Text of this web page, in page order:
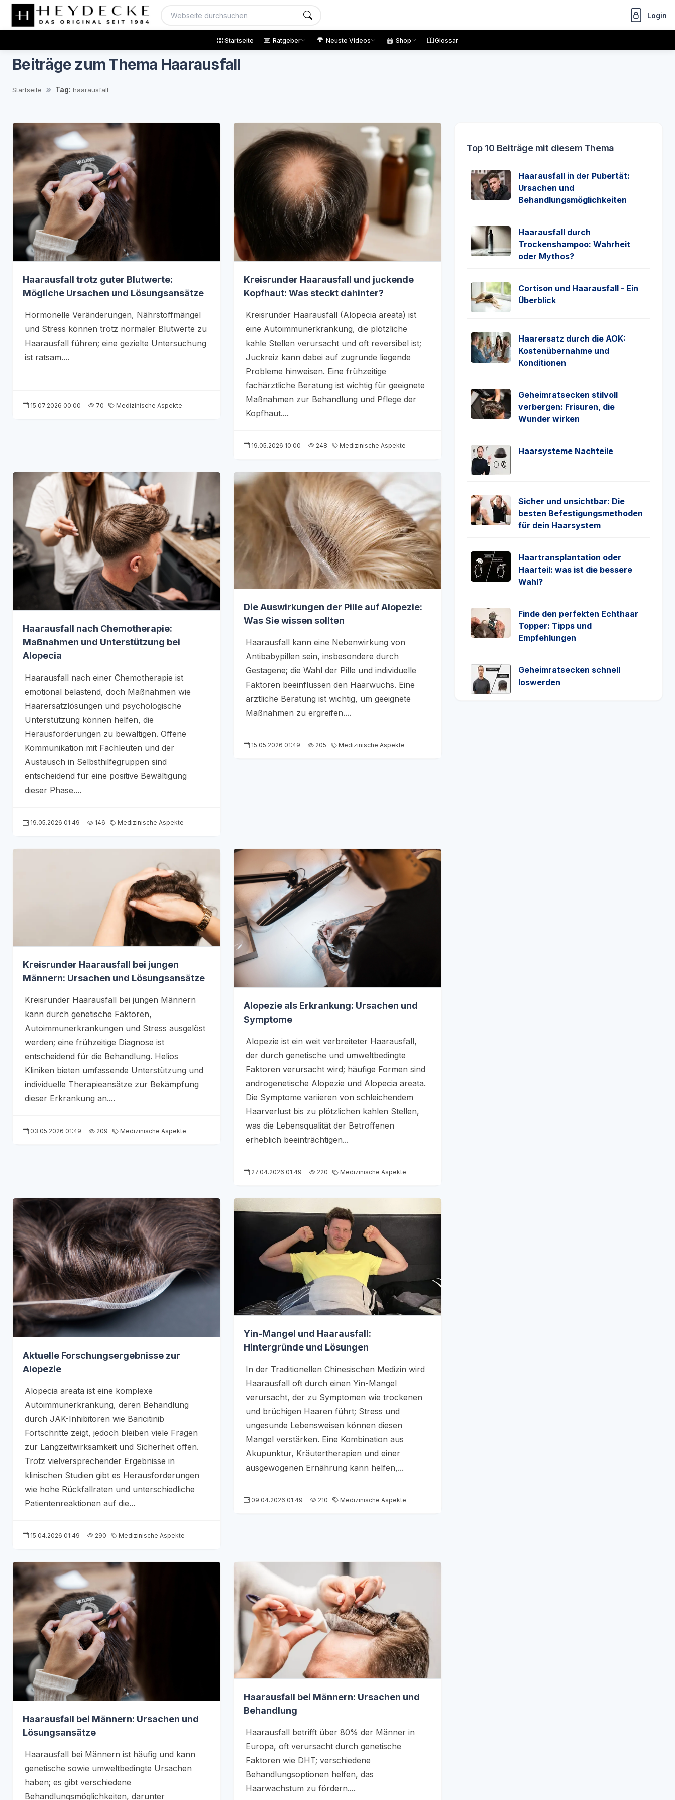
Login
Startseite Ratgeber Neuste Videos Shop Glossar
Beiträge zum Thema Haarausfall
Startseite Tag: haarausfall
Haarausfall trotz guter Blutwerte:
Mögliche Ursachen und Lösungsansätze
Hormonelle Veränderungen, Nährstoffmängel
und Stress können trotz normaler Blutwerte zu
Haarausfall führen; eine gezielte Untersuchung
ist ratsam....
15.07.2026 00:00 70 Medizinische Aspekte
Kreisrunder Haarausfall und juckende
Kopfhaut: Was steckt dahinter?
Kreisrunder Haarausfall (Alopecia areata) ist
eine Autoimmunerkrankung, die plötzliche
kahle Stellen verursacht und oft reversibel ist;
Juckreiz kann dabei auf zugrunde liegende
Probleme hinweisen. Eine frühzeitige
fachärztliche Beratung ist wichtig für geeignete
Maßnahmen zur Behandlung und Pflege der
Kopfhaut....
19.05.2026 10:00 248 Medizinische Aspekte
Haarausfall nach Chemotherapie:
Maßnahmen und Unterstützung bei
Alopecia
Haarausfall nach einer Chemotherapie ist
emotional belastend, doch Maßnahmen wie
Haarersatzlösungen und psychologische
Unterstützung können helfen, die
Herausforderungen zu bewältigen. Offene
Kommunikation mit Fachleuten und der
Austausch in Selbsthilfegruppen sind
entscheidend für eine positive Bewältigung
dieser Phase....
19.05.2026 01:49 146 Medizinische Aspekte
Die Auswirkungen der Pille auf Alopezie:
Was Sie wissen sollten
Haarausfall kann eine Nebenwirkung von
Antibabypillen sein, insbesondere durch
Gestagene; die Wahl der Pille und individuelle
Faktoren beeinflussen den Haarwuchs. Eine
ärztliche Beratung ist wichtig, um geeignete
Maßnahmen zu ergreifen....
15.05.2026 01:49 205 Medizinische Aspekte
Kreisrunder Haarausfall bei jungen
Männern: Ursachen und Lösungsansätze
Kreisrunder Haarausfall bei jungen Männern
kann durch genetische Faktoren,
Autoimmunerkrankungen und Stress ausgelöst
werden; eine frühzeitige Diagnose ist
entscheidend für die Behandlung. Helios
Kliniken bieten umfassende Unterstützung und
individuelle Therapieansätze zur Bekämpfung
dieser Erkrankung an....
03.05.2026 01:49 209 Medizinische Aspekte
Alopezie als Erkrankung: Ursachen und
Symptome
Alopezie ist ein weit verbreiteter Haarausfall,
der durch genetische und umweltbedingte
Faktoren verursacht wird; häufige Formen sind
androgenetische Alopezie und Alopecia areata.
Die Symptome variieren von schleichendem
Haarverlust bis zu plötzlichen kahlen Stellen,
was die Lebensqualität der Betroffenen
erheblich beeinträchtigen...
27.04.2026 01:49 220 Medizinische Aspekte
Aktuelle Forschungsergebnisse zur
Alopezie
Alopecia areata ist eine komplexe
Autoimmunerkrankung, deren Behandlung
durch JAK-Inhibitoren wie Baricitinib
Fortschritte zeigt, jedoch bleiben viele Fragen
zur Langzeitwirksamkeit und Sicherheit offen.
Trotz vielversprechender Ergebnisse in
klinischen Studien gibt es Herausforderungen
wie hohe Rückfallraten und unterschiedliche
Patientenreaktionen auf die...
15.04.2026 01:49 290 Medizinische Aspekte
Yin-Mangel und Haarausfall:
Hintergründe und Lösungen
In der Traditionellen Chinesischen Medizin wird
Haarausfall oft durch einen Yin-Mangel
verursacht, der zu Symptomen wie trockenen
und brüchigen Haaren führt; Stress und
ungesunde Lebensweisen können diesen
Mangel verstärken. Eine Kombination aus
Akupunktur, Kräutertherapien und einer
ausgewogenen Ernährung kann helfen,...
09.04.2026 01:49 210 Medizinische Aspekte
Haarausfall bei Männern: Ursachen und
Lösungsansätze
Haarausfall bei Männern ist häufig und kann
genetische sowie umweltbedingte Ursachen
haben; es gibt verschiedene
Behandlungsmöglichkeiten, darunter
Haarausfall bei Männern: Ursachen und
Behandlung
Haarausfall betrifft über 80% der Männer in
Europa, oft verursacht durch genetische
Faktoren wie DHT; verschiedene
Behandlungsoptionen helfen, das
Haarwachstum zu fördern....
Top 10 Beiträge mit diesem Thema
Haarausfall in der Pubertät:
Ursachen und
Behandlungsmöglichkeiten
Haarausfall durch
Trockenshampoo: Wahrheit
oder Mythos?
Cortison und Haarausfall - Ein
Überblick
Haarersatz durch die AOK:
Kostenübernahme und
Konditionen
Geheimratsecken stilvoll
verbergen: Frisuren, die
Wunder wirken
Haarsysteme Nachteile
Sicher und unsichtbar: Die
besten Befestigungsmethoden
für dein Haarsystem
Haartransplantation oder
Haarteil: was ist die bessere
Wahl?
Finde den perfekten Echthaar
Topper: Tipps und
Empfehlungen
Geheimratsecken schnell
loswerden